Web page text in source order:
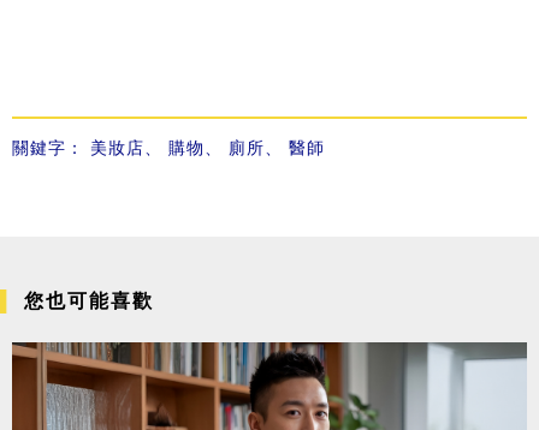
關鍵字： 美妝店 購物 廁所 醫師
您也可能喜歡